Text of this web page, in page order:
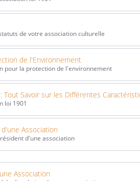
de votre association culturelle
de l'Environnement
pour la protection de l'environnement
Tout Savoir sur les Différentes
loi 1901
Association
d'une association
Association